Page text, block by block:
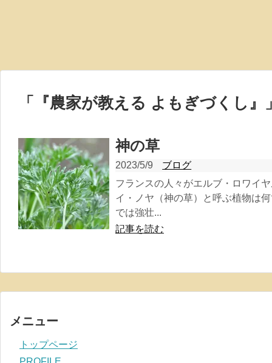
「 『農家が教える よもぎづくし』
神の草
2023/5/9
ブログ
フランスの人々がエルブ・ロワイ
イ・ノヤ（神の草）と呼ぶ植物は
では強壮...
記事を読む
メニュー
トップページ